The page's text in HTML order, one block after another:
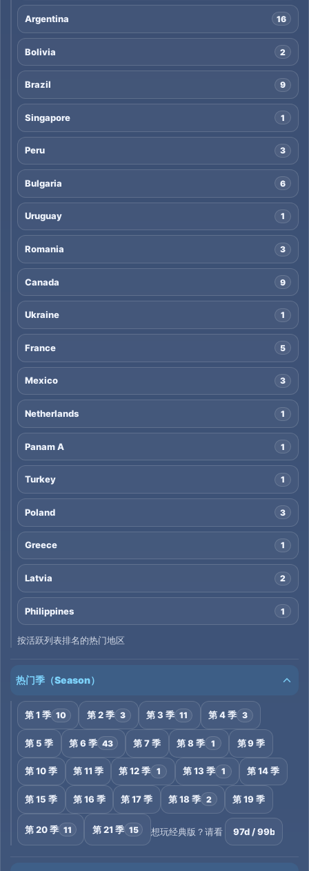
Argentina 16
Bolivia 2
Brazil 9
Singapore 1
Peru 3
Bulgaria 6
Uruguay 1
Romania 3
Canada 9
Ukraine 1
France 5
Mexico 3
Netherlands 1
Panam A 1
Turkey 1
Poland 3
Greece 1
Latvia 2
Philippines 1
按活跃列表排名的热门地区
热门季（Season）
第 1 季 10 第 2 季 3 第 3 季 11 第 4 季 3
第 5 季 第 6 季 43 第 7 季 第 8 季 1 第 9 季
第 10 季 第 11 季 第 12 季 1 第 13 季 1 第 14 季
第 15 季 第 16 季 第 17 季 第 18 季 2 第 19 季
第 20 季 11 第 21 季 15 想玩经典版？请看 97d / 99b